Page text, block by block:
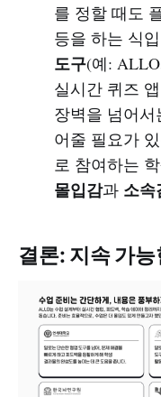
를 정할 때도
등을 하는 식
도구(예:
실시간 퀴즈
장벽을 넘어서
어줄 필요가
로 참여하는
몰입감과 소속
결론: 지속 가